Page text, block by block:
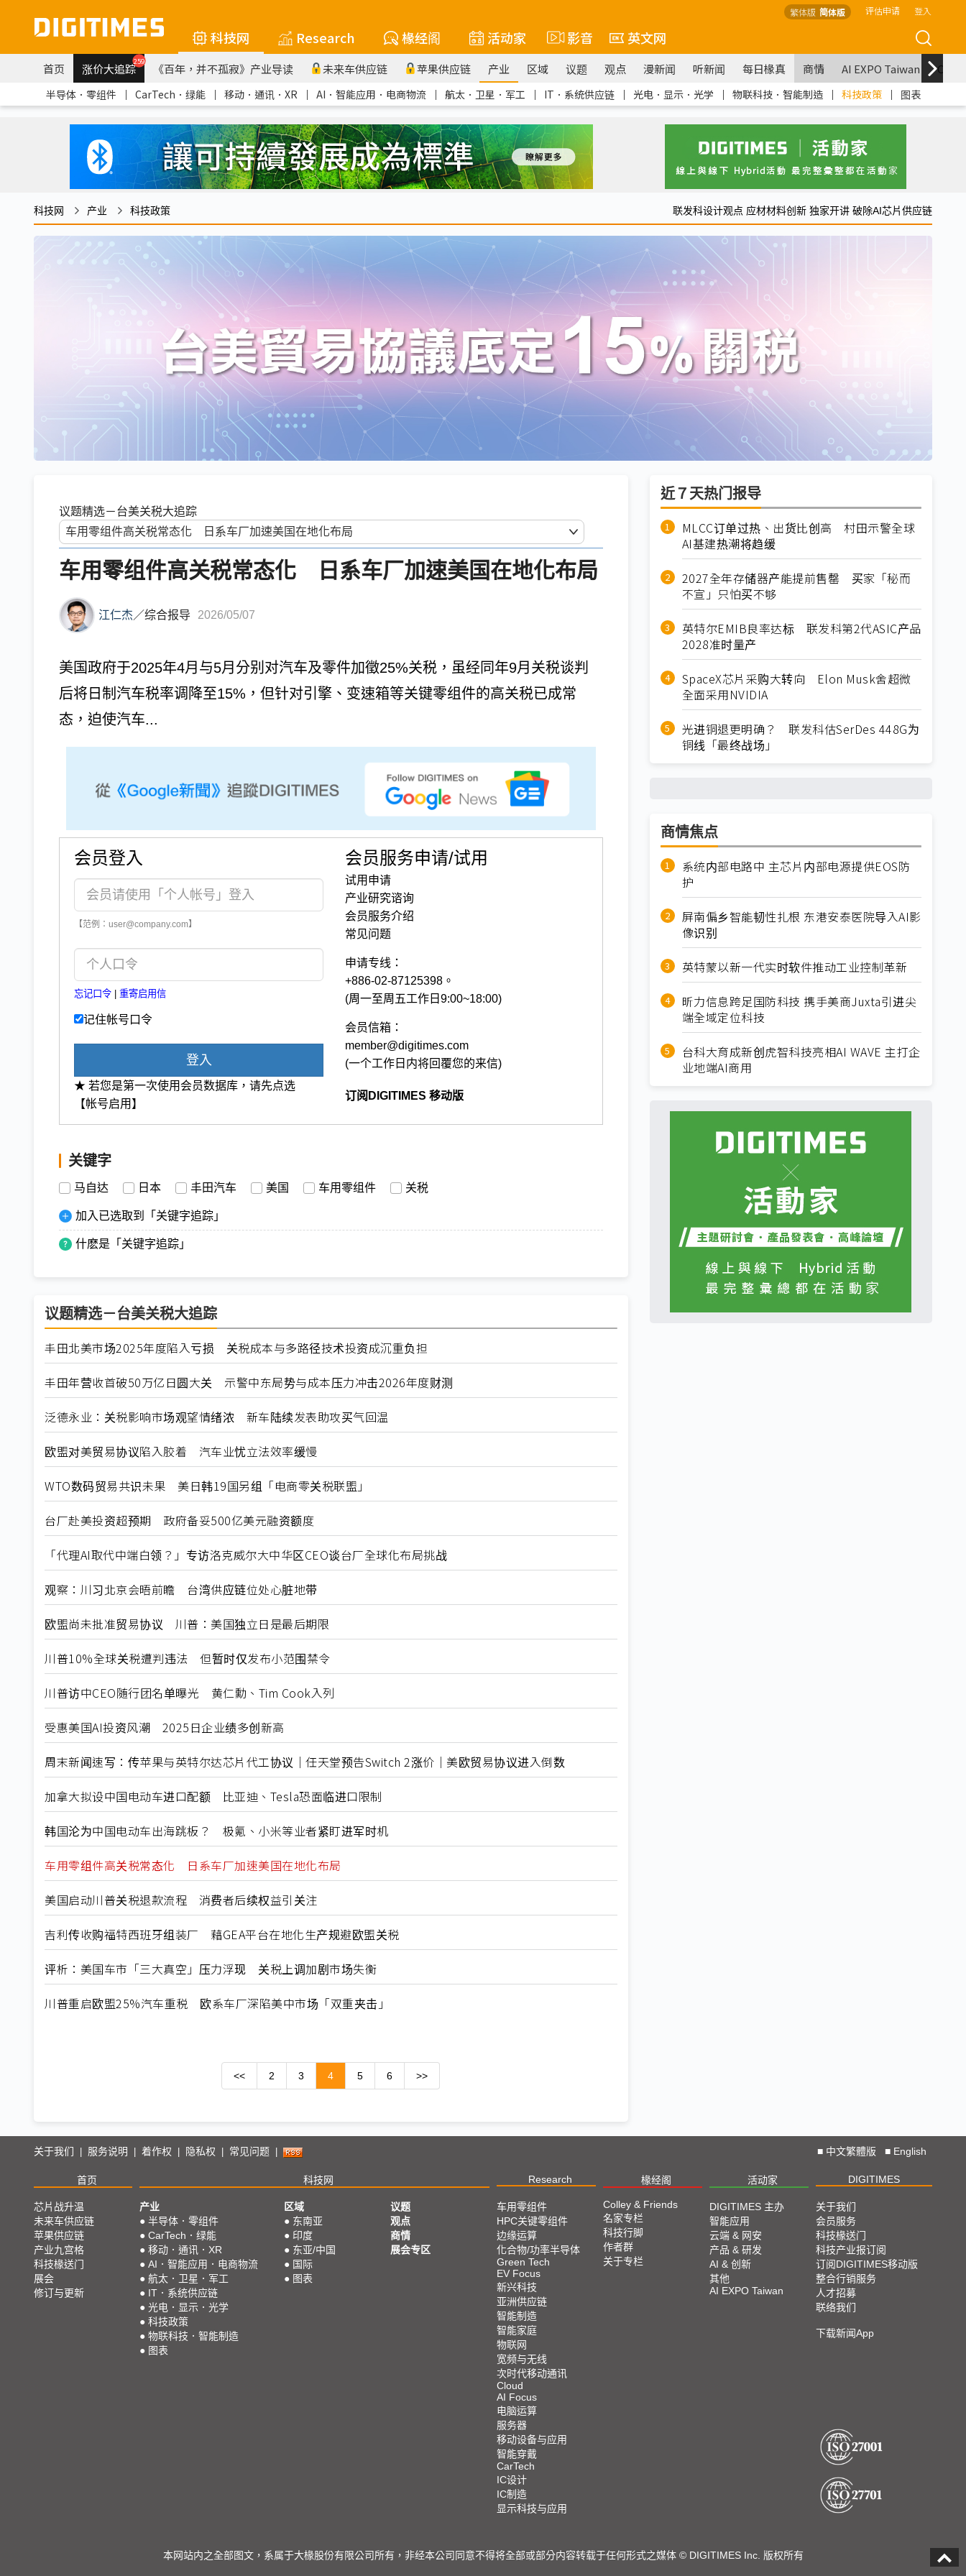
繁体版 简体版 评估申请 登入
科技网 Research 椽经阁 活动家 影音 英文网
首页 涨价大追踪259 《百年，并不孤寂》产业导读 未来车供应链 苹果供应链 产业 区域 议题 观点 漫新闻 听新闻 每日椽真 商情 AI EXPO Taiwan
半导体．零组件 ｜ CarTech．绿能 ｜ 移动．通讯．XR ｜ AI．智能应用．电商物流 ｜ 航太．卫星．军工 ｜ IT．系统供应链 ｜ 光电．显示．光学 ｜ 物联科技．智能制造 ｜ 科技政策 ｜ 图表
科技网 产业 科技政策 联发科设计观点 应材材料创新 独家开讲 破除AI芯片供应链
议题精选－台美关税大追踪
车用零组件高关税常态化 日系车厂加速美国在地化布局
江仁杰 ／综合报导 2026/05/07
美国政府于2025年4月与5月分别对汽车及零件加徵25%关税，虽经同年9月关税谈判
后将日制汽车税率调降至15%，但针对引擎、变速箱等关键零组件的高关税已成常
态，迫使汽车...
会员登入
【范例：user@company.com】
忘记口令 重寄启用信
记住帐号口令
登入
★ 若您是第一次使用会员数据库，请先点选
【帐号启用】
会员服务申请/试用
试用申请
产业研究谘询
会员服务介绍
常见问题
申请专线：
+886-02-87125398。
(周一至周五工作日9:00~18:00)
会员信箱：
member@digitimes.com
(一个工作日内将回覆您的来信)
订阅DIGITIMES 移动版
关键字
马自达 日本 丰田汽车 美国 车用零组件 关税
加入已选取到「关键字追踪」
什麽是「关键字追踪」
议题精选－台美关税大追踪
丰田北美市场2025年度陷入亏损 关税成本与多路径技术投资成沉重负担
丰田年营收首破50万亿日圆大关 示警中东局势与成本压力冲击2026年度财测
泛德永业：关税影响市场观望情绪浓 新车陆续发表助攻买气回温
欧盟对美贸易协议陷入胶着 汽车业忧立法效率缓慢
WTO数码贸易共识未果 美日韩19国另组「电商零关税联盟」
台厂赴美投资超预期 政府备妥500亿美元融资额度
「代理AI取代中端白领？」专访洛克威尔大中华区CEO谈台厂全球化布局挑战
观察：川习北京会晤前瞻 台湾供应链位处心脏地带
欧盟尚未批准贸易协议 川普：美国独立日是最后期限
川普10%全球关税遭判违法 但暂时仅发布小范围禁令
川普访中CEO随行团名单曝光 黄仁勳、Tim Cook入列
受惠美国AI投资风潮 2025日企业绩多创新高
周末新闻速写：传苹果与英特尔达芯片代工协议｜任天堂预告Switch 2涨价｜美欧贸易协议进入倒数
加拿大拟设中国电动车进口配额 比亚迪、Tesla恐面临进口限制
韩国沦为中国电动车出海跳板？ 极氪、小米等业者紧盯进军时机
车用零组件高关税常态化 日系车厂加速美国在地化布局
美国启动川普关税退款流程 消费者后续权益引关注
吉利传收购福特西班牙组装厂 藉GEA平台在地化生产规避欧盟关税
评析：美国车市「三大真空」压力浮现 关税上调加剧市场失衡
川普重启欧盟25%汽车重税 欧系车厂深陷美中市场「双重夹击」
<< 2 3 4 5 6 >>
近７天热门报导
MLCC订单过热、出货比创高 村田示警全球
AI基建热潮将趋缓
2027全年存储器产能提前售罄 买家「秘而
不宣」只怕买不够
英特尔EMIB良率达标 联发科第2代ASIC产品
2028准时量产
SpaceX芯片采购大转向 Elon Musk舍超微
全面采用NVIDIA
光进铜退更明确？ 联发科估SerDes 448G为
铜线「最终战场」
商情焦点
系统内部电路中 主芯片内部电源提供EOS防
护
屏南偏乡智能韧性扎根 东港安泰医院导入AI影
像识别
英特蒙以新一代实时软件推动工业控制革新
昕力信息跨足国防科技 携手美商Juxta引进尖
端全域定位科技
台科大育成新创虎智科技亮相AI WAVE 主打企
业地端AI商用
关于我们 服务说明 着作权 隐私权 常见问题 ■ 中文繁體版 ■ English
首页 科技网 Research 椽经阁 活动家 DIGITIMES
芯片战升温
未来车供应链
苹果供应链
产业九宫格
科技椽送门
展会
修订与更新
产业
● 半导体．零组件
● CarTech．绿能
● 移动．通讯．XR
● AI．智能应用．电商物流
● 航太．卫星．军工
● IT．系统供应链
● 光电．显示．光学
● 科技政策
● 物联科技．智能制造
● 图表
区域
● 东南亚
● 印度
● 东亚/中国
● 国际
● 图表
议题
观点
商情
展会专区
车用零组件
HPC关键零组件
边缘运算
化合物/功率半导体
Green Tech
EV Focus
新兴科技
亚洲供应链
智能制造
智能家庭
物联网
宽频与无线
次时代移动通讯
Cloud
AI Focus
电脑运算
服务器
移动设备与应用
智能穿戴
CarTech
IC设计
IC制造
显示科技与应用
Colley & Friends
名家专栏
科技行脚
作者群
关于专栏
DIGITIMES 主办
智能应用
云端 & 网安
产品 & 研发
AI & 创新
其他
AI EXPO Taiwan
关于我们
会员服务
科技椽送门
科技产业报订阅
订阅DIGITIMES移动版
整合行销服务
人才招募
联络我们
下载新闻App
本网站内之全部图文，系属于大椽股份有限公司所有，非经本公司同意不得将全部或部分内容转载于任何形式之媒体 © DIGITIMES Inc. 版权所有